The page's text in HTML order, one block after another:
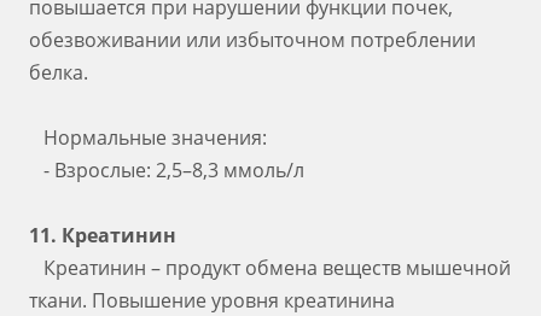
повышается при нарушении функции почек,
обезвоживании или избыточном потреблении
белка.
Нормальные значения:
- Взрослые: 2,5–8,3 ммоль/л
11. Креатинин
Креатинин – продукт обмена веществ мышечной
ткани. Повышение уровня креатинина